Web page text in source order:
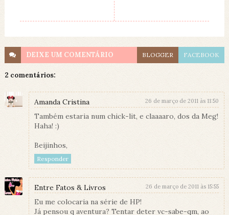
DEIXE UM COMENTÁRIO BLOGGER FACEBOOK
2 comentários:
Amanda Cristina 26 de março de 2011 às 11:50
Também estaria num chick-lit, e claaaaro, dos da Meg!
Haha! :)
Beijinhos,
Responder
Entre Fatos & Livros 26 de março de 2011 às 15:55
Eu me colocaria na série de HP!
Já pensou q aventura? Tentar deter vc-sabe-qm, ao